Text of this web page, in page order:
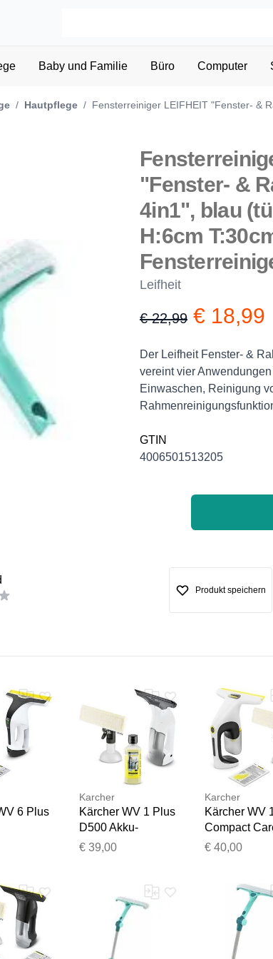
Baby und Familie Büro Computer
/ Hautpflege / Fensterreiniger LEIFHEIT "Fenster- &
"Fenster- &
4in1", blau
H:6cm
Leifheit
Product information
€ 22,99 € 18,99
Description
Der Leifheit Fenster- &
vereint vier
Einwaschen, Reinigung
GTIN
4006501513205
Produkt speichern
6 Plus
Karcher
Kärcher WV 1 Plus
D500 Akku-
Fensterreiniger
€ 39,00
Karcher
Kärcher WV
Compact
Akku-
Refurbished
€ 40,00
Dank für Ihr Feedback
wird nun vor der Veröffentlichung von